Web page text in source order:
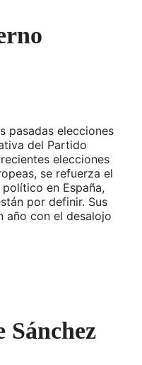
pasadas elecciones
del Partido
elecciones
se refuerza el
en España,
por definir. Sus
año con el desalojo
Sánchez